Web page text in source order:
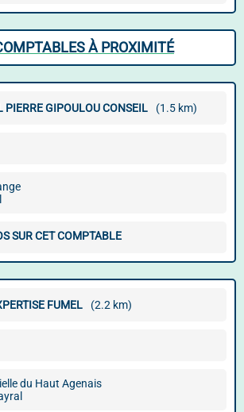
À PROXIMITÉ
PIERRE GIPOULOU CONSEIL (1.5 km)
SUR CET COMPTABLE
FUMEL (2.2 km)
du Haut Agenais